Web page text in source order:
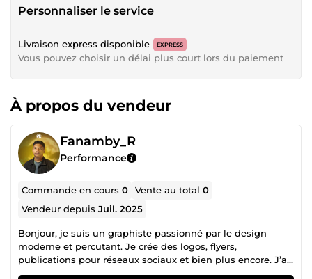
Personnaliser le service
Livraison express disponible EXPRESS
Vous pouvez choisir un délai plus court lors du paiement
À propos du vendeur
Fanamby_R
Performance
Commande en cours0 Vente au total0
Vendeur depuisJuil. 2025
Bonjour, je suis un graphiste passionné par le design
moderne et percutant. Je crée des logos, flyers,
publications pour réseaux sociaux et bien plus encore. J’ai
une approche créative, centrée sur l’impact visuel et la